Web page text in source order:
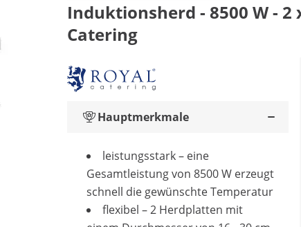
Induktionsherd - 8500 W - 2
Catering
Hauptmerkmale
leistungsstark – eine
Gesamtleistung von 8500 W erzeugt
schnell die gewünschte Temperatur
flexibel – 2 Herdplatten mit